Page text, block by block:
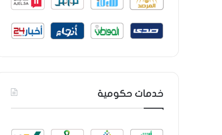
خدمات حكومية